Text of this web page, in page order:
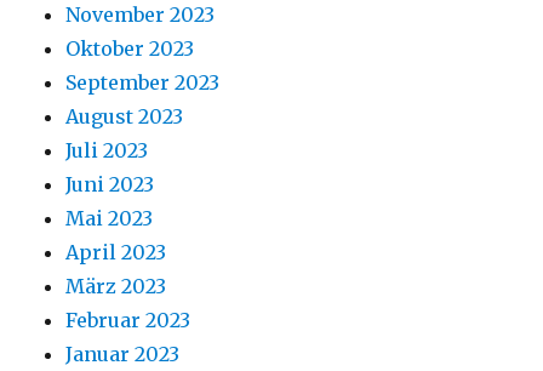
November 2023
Oktober 2023
September 2023
August 2023
Juli 2023
Juni 2023
Mai 2023
April 2023
März 2023
Februar 2023
Januar 2023